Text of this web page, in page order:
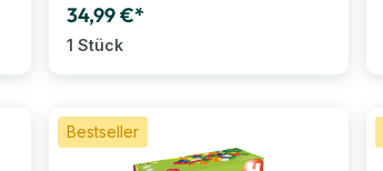
34,99 €*
1 Stück
Bestseller